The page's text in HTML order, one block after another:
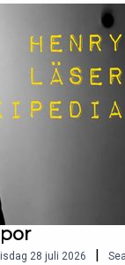
blir en trasslig
lögner
säger sitt om
28 juli 2026 |